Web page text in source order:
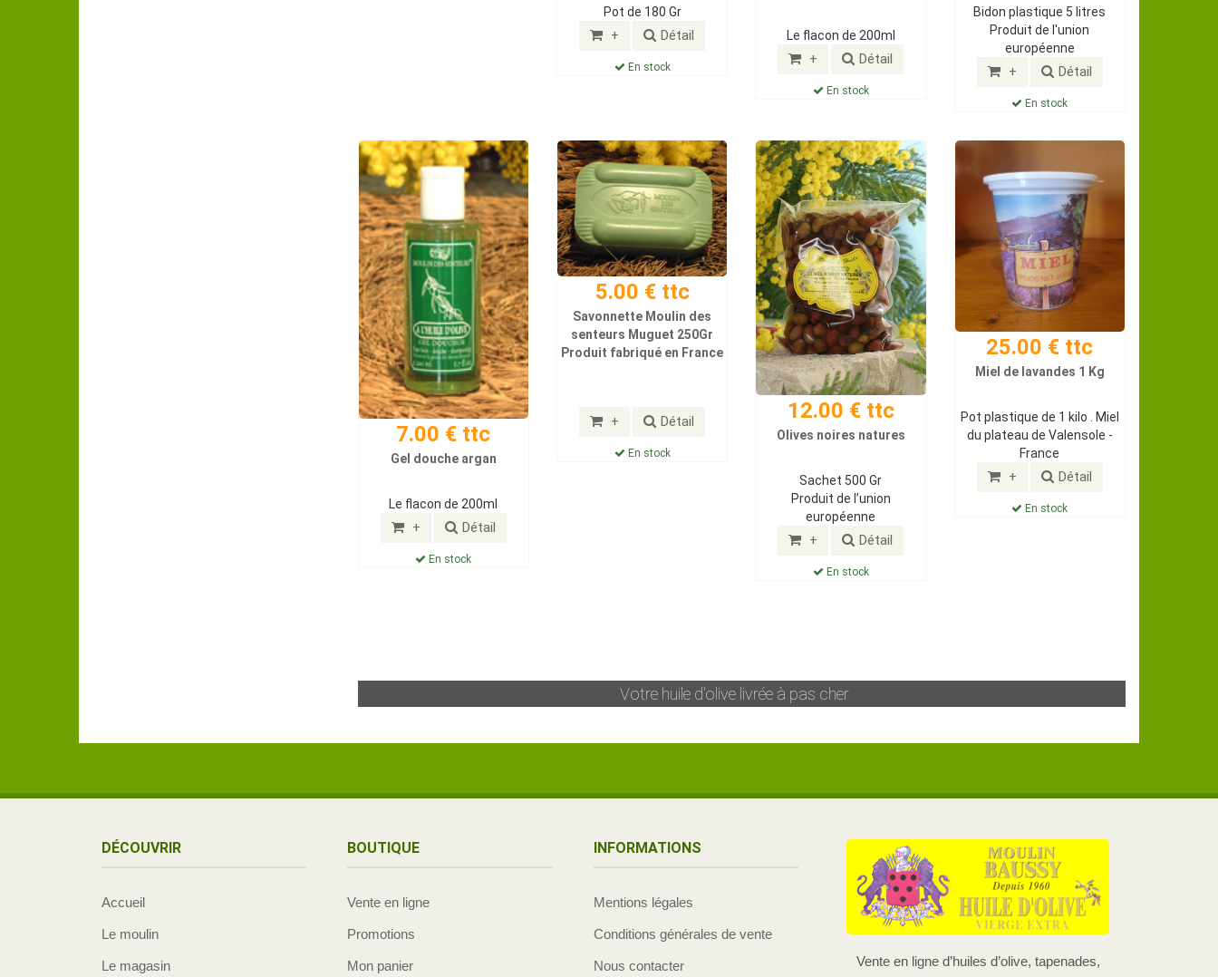
Pot de 180 Gr
+ Détail
En stock
Le flacon de 200ml
+ Détail
En stock
Bidon plastique 5 litres
Produit de l'union
européenne
+ Détail
En stock
7.00 € ttc
Gel douche argan
Le flacon de 200ml
+ Détail
En stock
5.00 € ttc
Savonnette Moulin des
senteurs Muguet 250Gr
Produit fabriqué en France
+ Détail
En stock
12.00 € ttc
Olives noires natures
Sachet 500 Gr
Produit de l’union
européenne
+ Détail
En stock
25.00 € ttc
Miel de lavandes 1 Kg
Pot plastique de 1 kilo . Miel
du plateau de Valensole -
France
+ Détail
En stock
Votre huile d'olive livrée à pas cher
DÉCOUVRIR
Accueil
Le moulin
Le magasin
BOUTIQUE
Vente en ligne
Promotions
Mon panier
INFORMATIONS
Mentions légales
Conditions générales de vente
Nous contacter
Vente en ligne d’huiles d’olive, tapenades,